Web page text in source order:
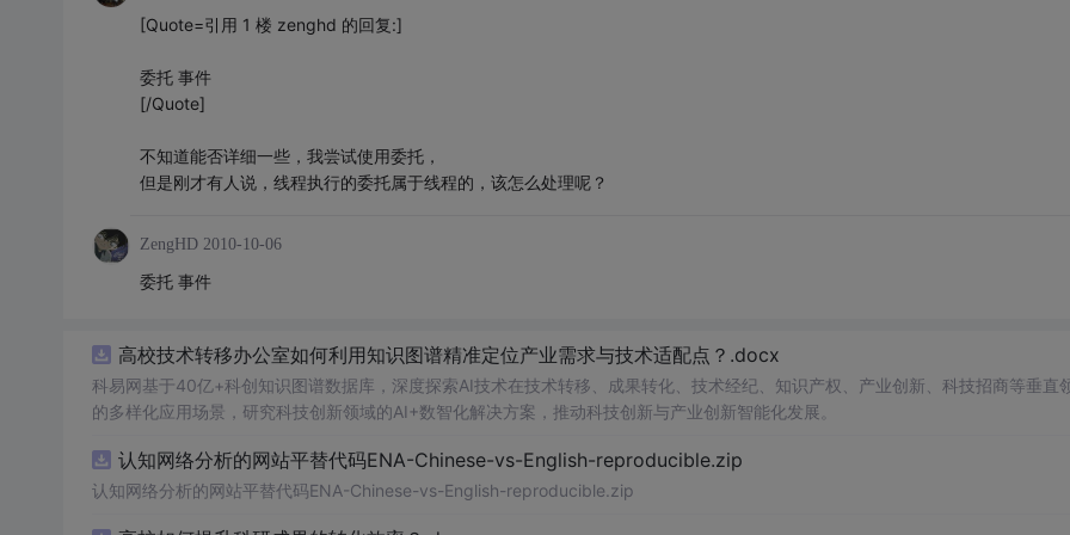
[Quote=引用 1 楼 zenghd 的回复:]
委托 事件
[/Quote]
不知道能否详细一些，我尝试使用委托，
但是刚才有人说，线程执行的委托属于线程的，该怎么处理呢？
ZengHD 2010-10-06
委托 事件
高校技术转移办公室如何利用知识图谱精准定位产业需求与技术适配点？.docx
科易网基于40亿+科创知识图谱数据库，深度探索AI技术在技术转移、成果转化、技术经纪、知识产权、产业创新、科技招商等垂直
的多样化应用场景，研究科技创新领域的AI+数智化解决方案，推动科技创新与产业创新智能化发展。
认知网络分析的网站平替代码ENA-Chinese-vs-English-reproducible.zip
认知网络分析的网站平替代码ENA-Chinese-vs-English-reproducible.zip